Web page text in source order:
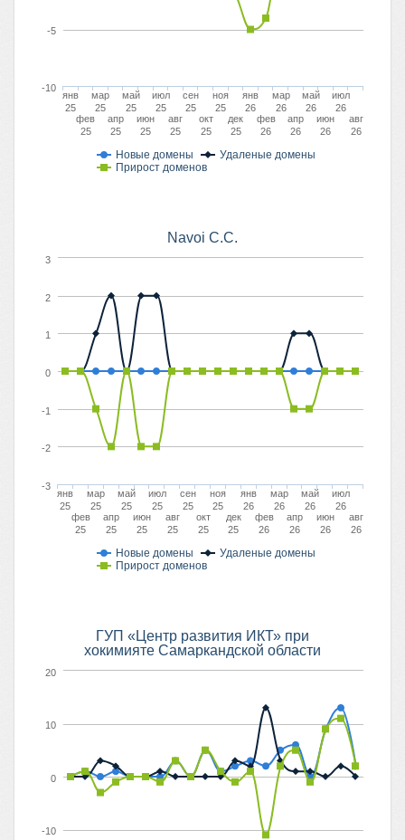
Новые домены
Удаленые домены
Прирост доменов
янв
25
фев
25
мар
25
апр
25
май
25
июн
25
июл
25
авг
25
сен
25
окт
25
ноя
25
дек
25
янв
26
фев
26
мар
26
апр
26
май
26
июн
26
июл
26
авг
26
-5
-10
Navoi C.C.
Новые домены
Удаленые домены
Прирост доменов
янв
25
фев
25
мар
25
апр
25
май
25
июн
25
июл
25
авг
25
сен
25
окт
25
ноя
25
дек
25
янв
26
фев
26
мар
26
апр
26
май
26
июн
26
июл
26
авг
26
-3
-2
-1
0
1
2
3
ГУП «Центр развития ИКТ» при
хокимияте Самаркандской области
-10
0
10
20